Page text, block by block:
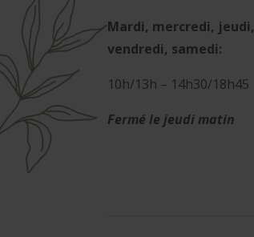
Mardi, mercredi, jeudi,
vendredi, samedi:
10h/13h – 14h30/18h45
Fermé le jeudi matin